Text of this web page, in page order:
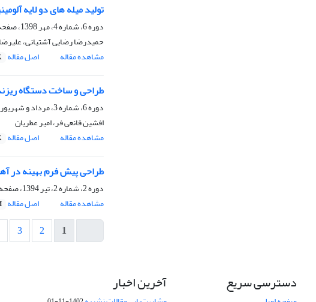
تولید میله های دو لایه
دوره 6، شماره 4، مهر 1398، صفحه
حمیدرضا رضایی آشتیانی،
مشاهده مقاله
اصل مقاله
طراحی و ساخت دستگاه
دوره 6، شماره 3، مرداد و شهریور 1398، صفحه
افشین قانعی فر، امیر عطریان
مشاهده مقاله
اصل مقاله
طراحی پیش فرم بهینه در
دوره 2، شماره 2، تیر 1394، صفحه
مشاهده مقاله
اصل مقاله
1
2
3
دسترسی سریع آخرین اخبار